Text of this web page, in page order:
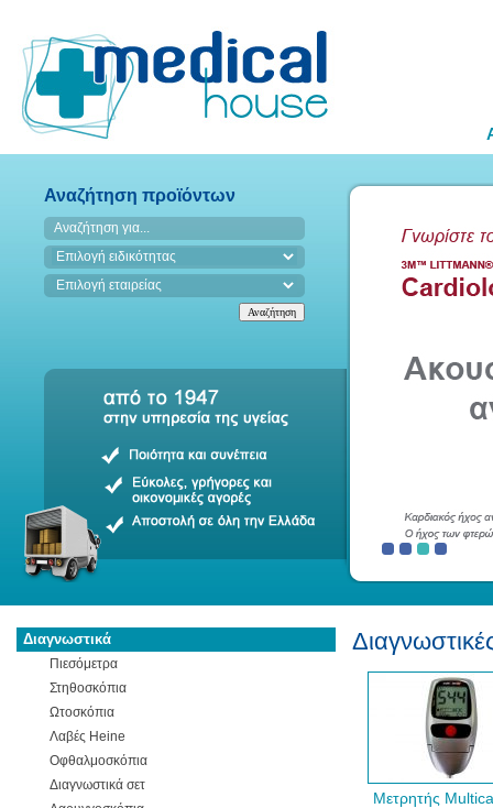
Αναζήτηση προϊόντων
Διαγνωστικά
Πιεσόμετρα
Στηθοσκόπια
Ωτοσκόπια
Λαβές Heine
Οφθαλμοσκόπια
Διαγνωστικά σετ
Μετρητής